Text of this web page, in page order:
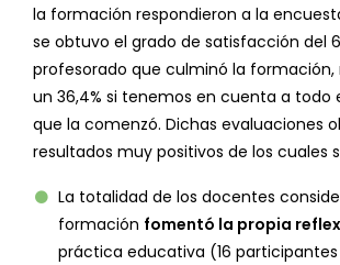
la formación respondieron a la
se obtuvo el grado de satisfacción del
profesorado que culminó la formación,
un 36,4% si tenemos en cuenta a todo
que la comenzó. Dichas evaluaciones
resultados muy positivos de los cuales
La totalidad de los docentes
formación fomentó la propia
práctica educativa (16